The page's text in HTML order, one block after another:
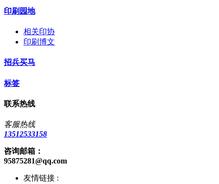
印刷园地
相关印协
印刷博文
招兵买马
标签
联系热线
客服热线
13512533158
咨询邮箱：
95875281@qq.com
友情链接 :